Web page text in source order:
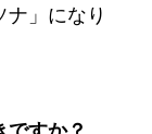
ナ」になり